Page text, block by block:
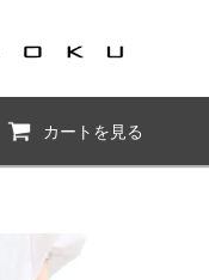
カートを見る